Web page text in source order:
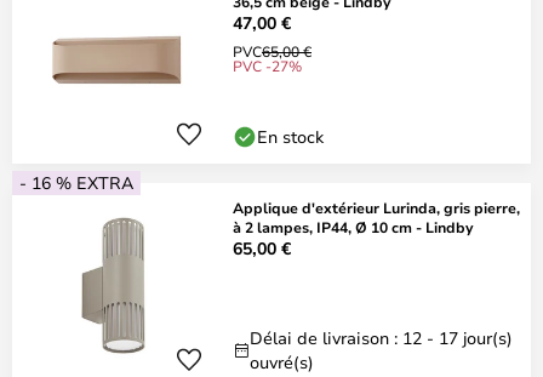
47,00 €
PVC65,00 €
PVC -27%
En stock
- 16 % EXTRA
Applique d'extérieur Lurinda, gris pierre,
à 2 lampes, IP44, Ø 10 cm - Lindby
65,00 €
Délai de livraison : 12 - 17 jour(s)
ouvré(s)